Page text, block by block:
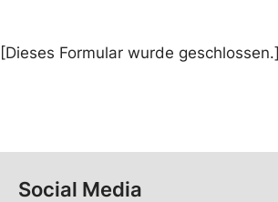
[Dieses Formular wurde geschlossen.]
Social Media